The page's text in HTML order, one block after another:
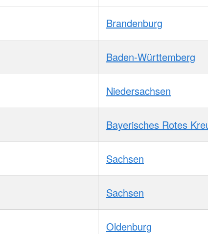
Brandenburg
Baden-Württemberg
Niedersachsen
Bayerisches Rotes
Sachsen
Sachsen
Oldenburg